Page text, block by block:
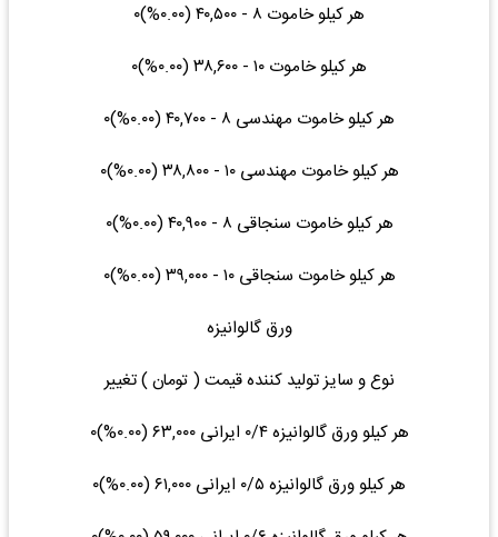
هر کیلو خاموت ۸ - ۴۰,۵۰۰ (۰.۰۰%)۰
هر کیلو خاموت ۱۰ - ۳۸,۶۰۰ (۰.۰۰%)۰
هر کیلو خاموت مهندسی ۸ - ۴۰,۷۰۰ (۰.۰۰%)۰
هر کیلو خاموت مهندسی ۱۰ - ۳۸,۸۰۰ (۰.۰۰%)۰
هر کیلو خاموت سنجاقی ۸ - ۴۰,۹۰۰ (۰.۰۰%)۰
هر کیلو خاموت سنجاقی ۱۰ - ۳۹,۰۰۰ (۰.۰۰%)۰
ورق گالوانیزه
نوع و سایز تولید کننده قیمت ( تومان ) تغییر
هر کیلو ورق گالوانیزه ۰/۴ ایرانی ۶۳,۰۰۰ (۰.۰۰%)۰
هر کیلو ورق گالوانیزه ۰/۵ ایرانی ۶۱,۰۰۰ (۰.۰۰%)۰